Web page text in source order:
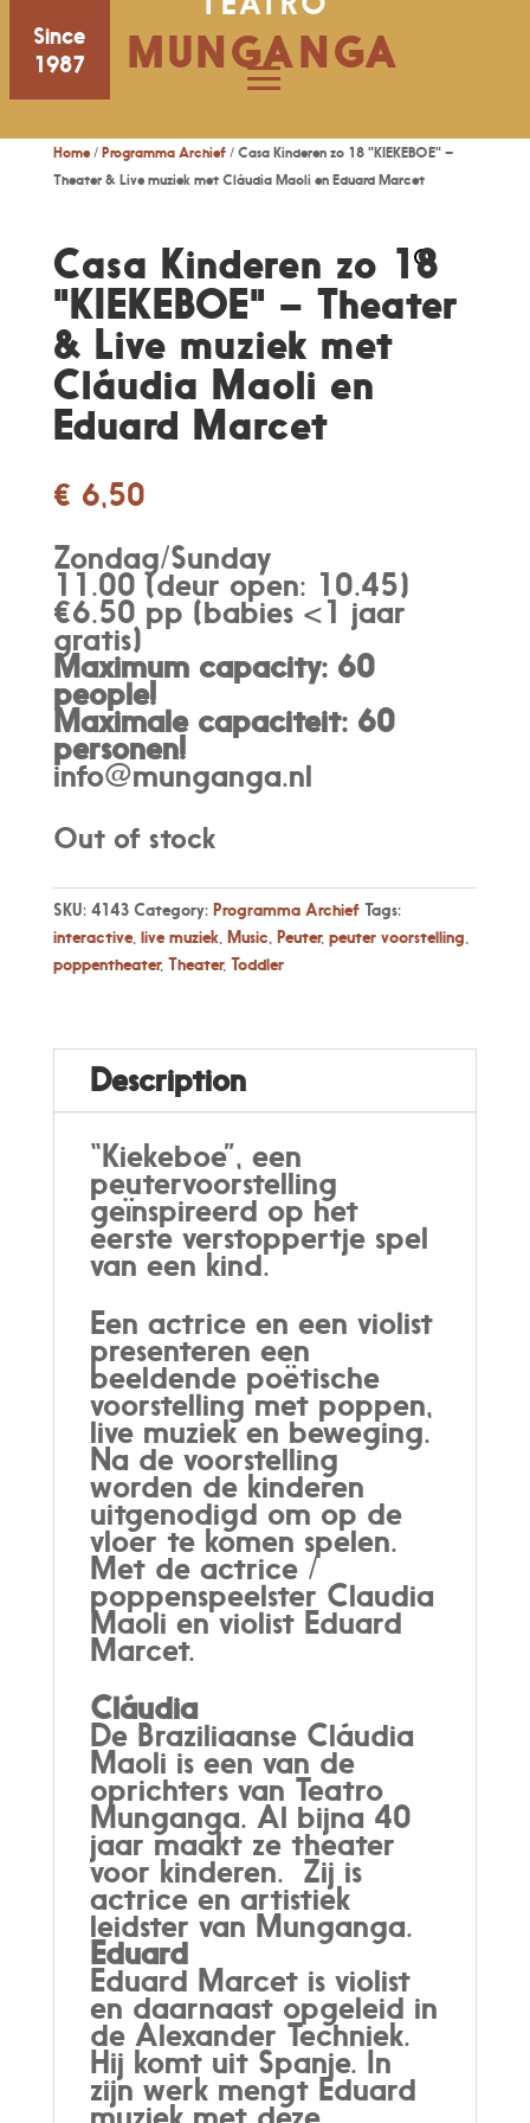
Since
1987
MUNGANGA
Home/ Programma Archief/ Casa Kinderen zo 18 "KIEKEBOE" –
Theater & Live muziek met Cláudia Maoli en Eduard Marcet
Casa Kinderen zo 18
"KIEKEBOE" – Theater
& Live muziek met
Cláudia Maoli en
Eduard Marcet
€ 6,50
Zondag/Sunday
11.00 (deur open: 10.45)
€6.50 pp (babies <1 jaar
gratis)
Maximum capacity: 60
people!
Maximale capaciteit: 60
personen!
info@munganga.nl
Out of stock
SKU: 4143 Category: Programma Archief Tags:
interactive, live muziek, Music Peuter, peuter voorstelling
poppentheater, Theater, Toddler
Description
“Kiekeboe”, een
peutervoorstelling
geïnspireerd op het
eerste verstoppertje spel
van een kind.
Een actrice en een violist
presenteren een
beeldende poëtische
voorstelling met poppen,
live muziek en beweging.
Na de voorstelling
worden de kinderen
uitgenodigd om op de
vloer te komen spelen.
Met de actrice /
poppenspeelster Claudia
Maoli en violist Eduard
Marcet.
Cláudia
De Braziliaanse Cláudia
Maoli is een van de
oprichters van Teatro
Munganga. Al bijna 40
jaar maakt ze theater
voor kinderen. Zij is
actrice en artistiek
leidster van Munganga.
Eduard
Eduard Marcet is violist
en daarnaast opgeleid in
de Alexander Techniek.
Hij komt uit Spanje. In
zijn werk mengt Eduard